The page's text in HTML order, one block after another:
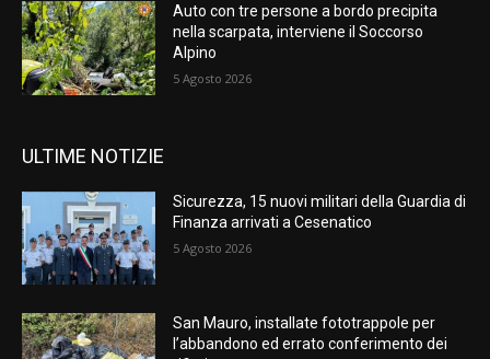
Auto con tre persone a bordo precipita
nella scarpata, interviene il Soccorso
Alpino
5 Agosto 2026
ULTIME NOTIZIE
Sicurezza, 15 nuovi militari della Guardia di
Finanza arrivati a Cesenatico
5 Agosto 2026
San Mauro, installate fototrappole per
l’abbandono ed errato conferimento dei